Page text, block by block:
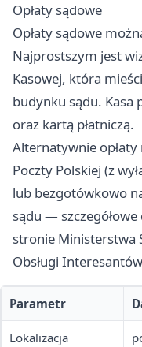
Opłaty sądowe
Opłaty sądowe
Najprostszym jest
Kasowej, która
budynku sądu. Kasa
oraz kartą płatniczą.
Alternatywnie opłaty
Poczty Polskiej (z
lub bezgotówkowo
sądu —
stronie Ministerstwa
Obsługi
Parametr
Lokalizacja